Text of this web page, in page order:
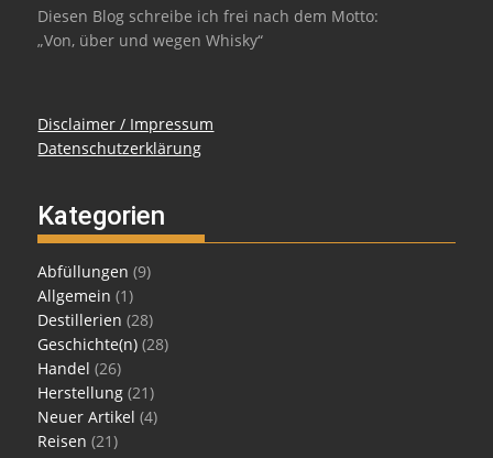
Diesen Blog schreibe ich frei nach dem Motto:
„Von, über und wegen Whisky“
Disclaimer / Impressum
Datenschutzerklärung
Kategorien
Abfüllungen (9)
Allgemein (1)
Destillerien (28)
Geschichte(n) (28)
Handel (26)
Herstellung (21)
Neuer Artikel (4)
Reisen (21)